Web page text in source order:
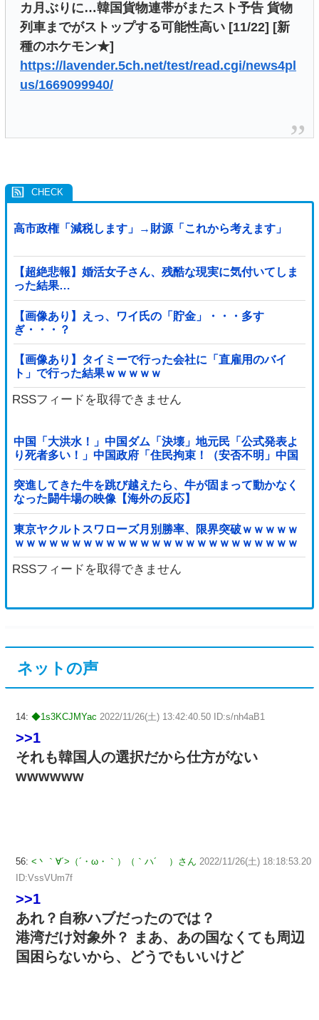
カ月ぶりに…韓国貨物連帯がまたスト予告 貨物
列車までがストップする可能性高い [11/22] [新
種のホケモン★]
https://lavender.5ch.net/test/read.cgi/news4pl
us/1669099940/
高市政権「減税します」→財源「これから考えます」
【超絶悲報】婚活女子さん、残酷な現実に気付いてしま
った結果…
【画像あり】えっ、ワイ氏の「貯金」・・・多す
ぎ・・・？
【画像あり】タイミーで行った会社に「直雇用のバイ
ト」で行った結果ｗｗｗｗｗ
RSSフィードを取得できません
中国「大洪水！」中国ダム「決壊」地元民「公式発表よ
り死者多い！」中国政府「住民拘束！（安否不明」中国
当局「救助隊動画も削除」台風13号「三峡ダム接近中」
→
突進してきた牛を跳び越えたら、牛が固まって動かなく
なった闘牛場の映像【海外の反応】
東京ヤクルトスワローズ月別勝率、限界突破ｗｗｗｗｗ
ｗｗｗｗｗｗｗｗｗｗｗｗｗｗｗｗｗｗｗｗｗｗｗｗｗ
ｗｗｗｗｗｗｗｗｗｗｗｗｗ他
RSSフィードを取得できません
ネットの声
14: ◆1s3KCJMYac 2022/11/26(土) 13:42:40.50 ID:s/nh4aB1
>>1
それも韓国人の選択だから仕方がない
wwwwww
56: <丶｀∀´>（´・ω・｀）（｀ハ´ ）さん 2022/11/26(土) 18:18:53.20
ID:VssVUm7f
>>1
あれ？自称ハブだったのでは？
港湾だけ対象外？ まあ、あの国なくても周辺
国困らないから、どうでもいいけど